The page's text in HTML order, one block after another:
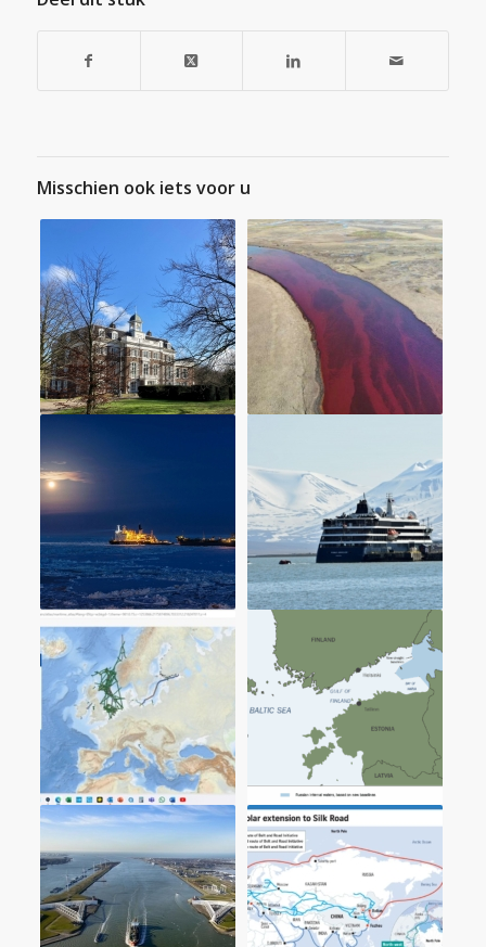
Misschien ook iets voor u